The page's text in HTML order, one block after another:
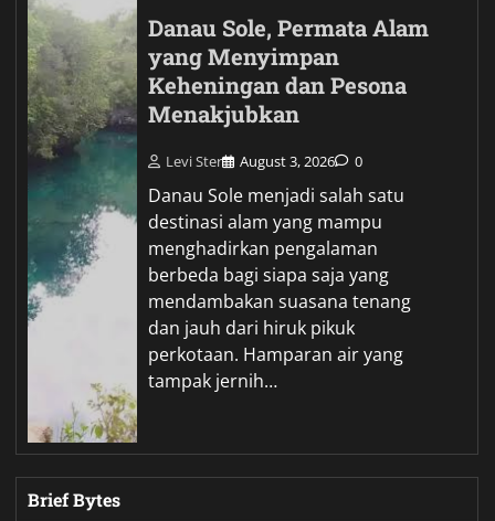
Danau Sole, Permata Alam
yang Menyimpan
Keheningan dan Pesona
Menakjubkan
Levi Ster August 3, 2026 0
Danau Sole menjadi salah satu
destinasi alam yang mampu
menghadirkan pengalaman
berbeda bagi siapa saja yang
mendambakan suasana tenang
dan jauh dari hiruk pikuk
perkotaan. Hamparan air yang
tampak jernih…
Brief Bytes